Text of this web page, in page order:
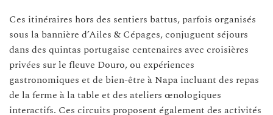
Ces itinéraires hors des sentiers battus, parfois organisés
sous la bannière d’Ailes & Cépages, conjuguent séjours
dans des quintas portugaise centenaires avec croisières
privées sur le fleuve Douro, ou expériences
gastronomiques et de bien-être à Napa incluant des repas
de la ferme à la table et des ateliers œnologiques
interactifs. Ces circuits proposent également des activités